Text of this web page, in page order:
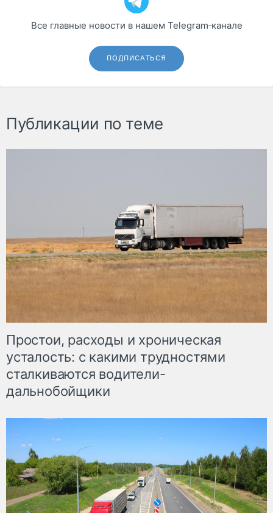
Все главные новости в нашем Telegram‑канале
ПОДПИСАТЬСЯ
Публикации по теме
Простои, расходы и хроническая
усталость: с какими трудностями
сталкиваются водители-
дальнобойщики